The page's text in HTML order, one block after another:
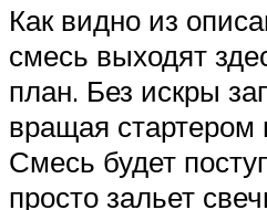
Как видно из
смесь выходят
план. Без искры
вращая стартером
Смесь будет
просто зальет